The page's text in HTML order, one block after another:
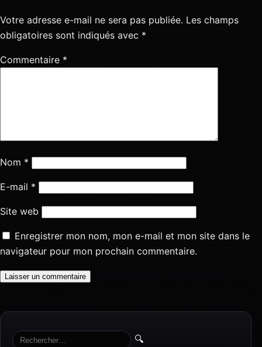
Votre adresse e-mail ne sera pas publiée. Les champs
obligatoires sont indiqués avec *
Commentaire *
Nom *
E-mail *
Site web
Enregistrer mon nom, mon e-mail et mon site dans le
navigateur pour mon prochain commentaire.
🔍